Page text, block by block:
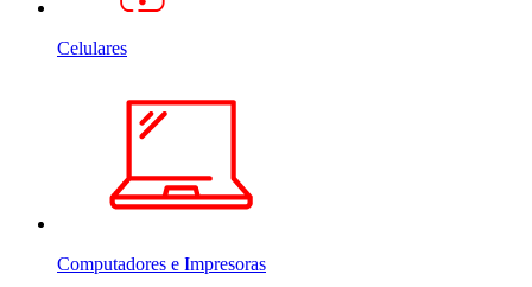
Celulares
Computadores e Impresoras